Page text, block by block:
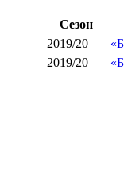
Сезон
2019/20
2019/20